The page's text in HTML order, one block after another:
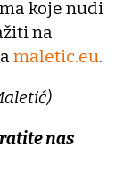
koje nudi
na
maletic.eu.
nas